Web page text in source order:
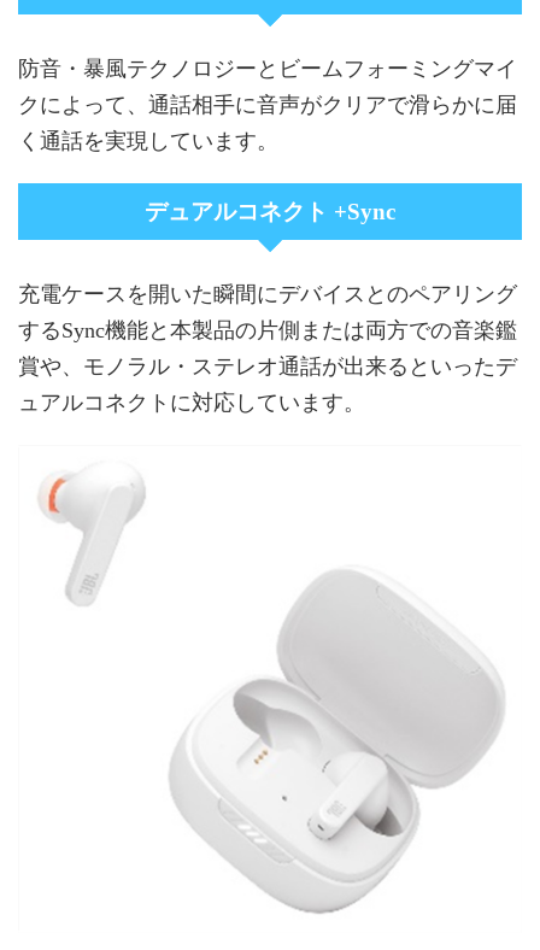
防音・暴風テクノロジーとビームフォーミングマイ
クによって、通話相手に音声がクリアで滑らかに届
く通話を実現しています。
デュアルコネクト +Sync
充電ケースを開いた瞬間にデバイスとのペアリング
するSync機能と本製品の片側または両方での音楽鑑
賞や、モノラル・ステレオ通話が出来るといったデ
ュアルコネクトに対応しています。